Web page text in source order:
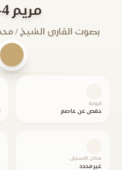
مريم 4-72
بصوت القارئ الشيخ /
الرواية
حفص عن عاصم
مكان التسجيل
غير محدد